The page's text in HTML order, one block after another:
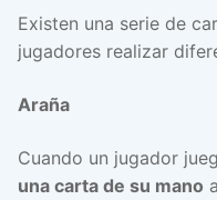
Existen una serie de
jugadores realizar
Araña
Cuando un jugador
una carta de su mano